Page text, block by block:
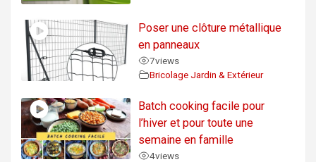
Poser une clôture métallique
en panneaux
7views
Bricolage Jardin & Extérieur
Batch cooking facile pour
l’hiver et pour toute une
semaine en famille
4views